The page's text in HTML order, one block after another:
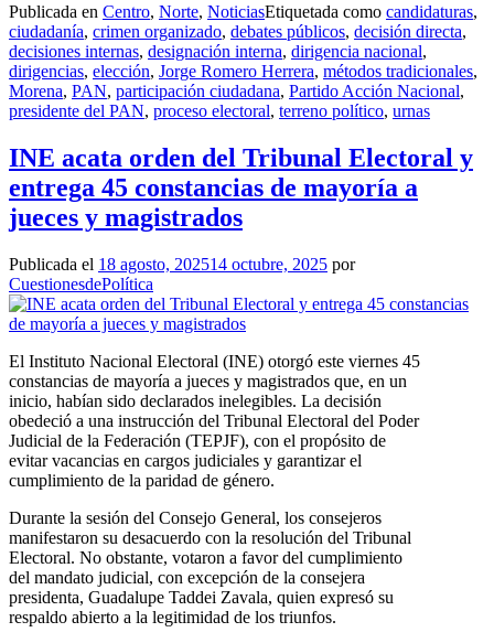
Publicada en Centro, Norte, NoticiasEtiquetada como candidaturas,
ciudadanía, crimen organizado, debates públicos, decisión directa,
decisiones internas, designación interna, dirigencia nacional,
dirigencias, elección, Jorge Romero Herrera, métodos tradicionales,
Morena, PAN, participación ciudadana, Partido Acción Nacional,
presidente del PAN, proceso electoral, terreno político, urnas
INE acata orden del Tribunal Electoral y
entrega 45 constancias de mayoría a
jueces y magistrados
Publicada el 18 agosto, 202514 octubre, 2025 por
CuestionesdePolítica
El Instituto Nacional Electoral (INE) otorgó este viernes 45
constancias de mayoría a jueces y magistrados que, en un
inicio, habían sido declarados inelegibles. La decisión
obedeció a una instrucción del Tribunal Electoral del Poder
Judicial de la Federación (TEPJF), con el propósito de
evitar vacancias en cargos judiciales y garantizar el
cumplimiento de la paridad de género.
Durante la sesión del Consejo General, los consejeros
manifestaron su desacuerdo con la resolución del Tribunal
Electoral. No obstante, votaron a favor del cumplimiento
del mandato judicial, con excepción de la consejera
presidenta, Guadalupe Taddei Zavala, quien expresó su
respaldo abierto a la legitimidad de los triunfos.